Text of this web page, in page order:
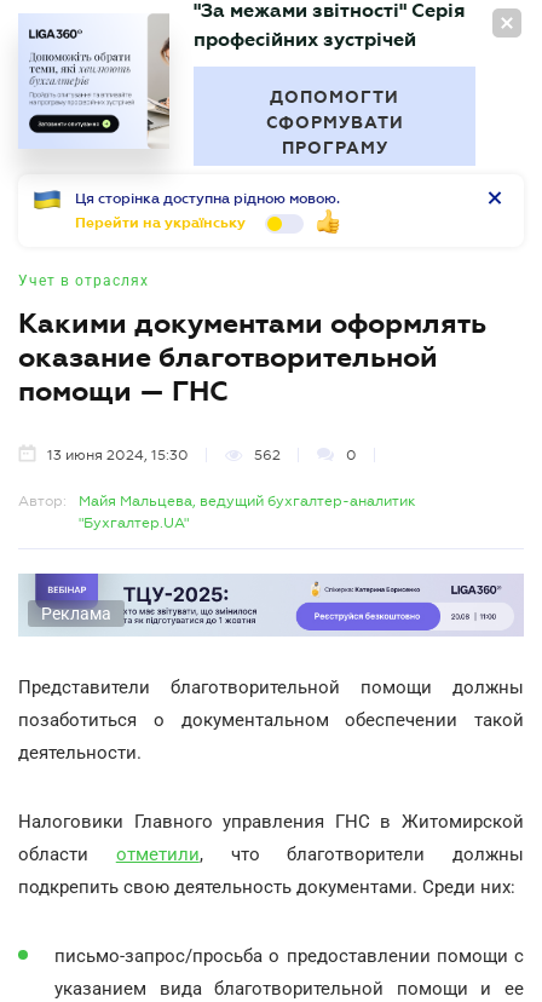
БУХГАЛТЕР
"За межами звітності" Серія
професійних зустрічей
ДОПОМОГТИ
СФОРМУВАТИ
ПРОГРАМУ
Ця сторінка доступна рідною мовою.
Перейти на українську
Учет в отраслях
Какими документами оформлять
оказание благотворительной
помощи — ГНС
13 июня 2024, 15:30 562 0
Автор:
Майя Мальцева, ведущий бухгалтер-аналитик
"Бухгалтер.UA"
Реклама
Представители благотворительной помощи должны
позаботиться о документальном обеспечении такой
деятельности.
Налоговики Главного управления ГНС в Житомирской
области отметили, что благотворители должны
подкрепить свою деятельность документами. Среди них:
письмо-запрос/просьба о предоставлении помощи с
указанием вида благотворительной помощи и ее